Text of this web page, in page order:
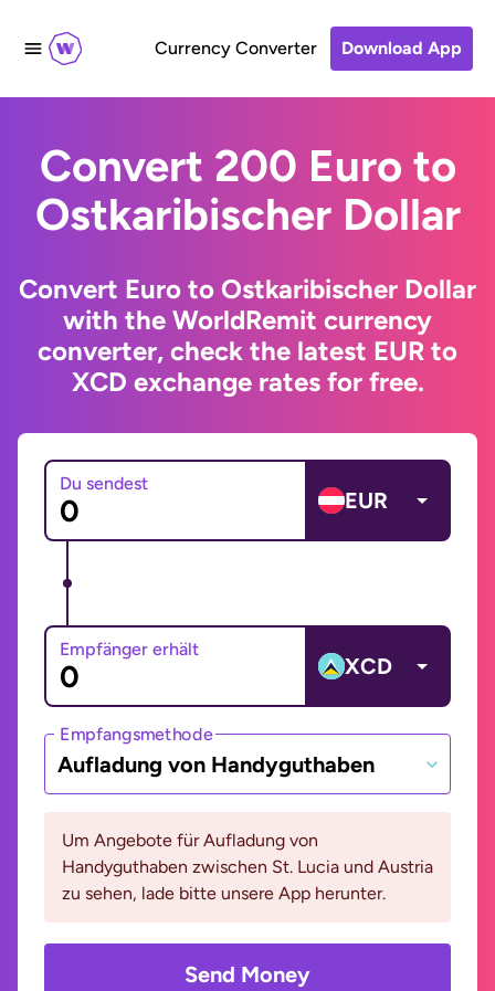
Currency Converter Download App
Convert 200 Euro to
Ostkaribischer Dollar
Convert Euro to Ostkaribischer Dollar
with the WorldRemit currency
converter, check the latest EUR to
XCD exchange rates for free.
Du sendest
EUR
Empfänger erhält
XCD
Empfangsmethode
Aufladung von Handyguthaben
Um Angebote für Aufladung von
Handyguthaben zwischen St. Lucia und Austria
zu sehen, lade bitte unsere App herunter.
Send Money